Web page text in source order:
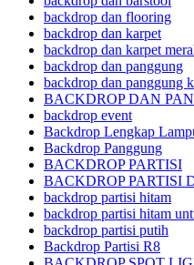
backdrop dan flooring
backdrop dan karpet
backdrop dan karpet
backdrop dan panggung
backdrop dan panggung
BACKDROP DAN
backdrop event
Backdrop Lengkap
Backdrop Panggung
BACKDROP PARTISI
BACKDROP PARTISI
backdrop partisi hitam
backdrop partisi hitam
backdrop partisi putih
Backdrop Partisi R8